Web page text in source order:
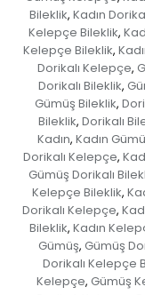
Bileklik, Kadın
Kelepçe Bileklik,
Kelepçe Bileklik,
Dorikalı Kelepçe,
Dorikalı Bileklik,
Gümüş Bileklik,
Bileklik, Dorikalı
Kadın, Kadın
Dorikalı Kelepçe,
Gümüş Dorikalı
Kelepçe Bileklik,
Dorikalı Kelepçe,
Bileklik, Kadın
Gümüş, Gümüş
Dorikalı Kelepçe
Kelepçe, Gümüş